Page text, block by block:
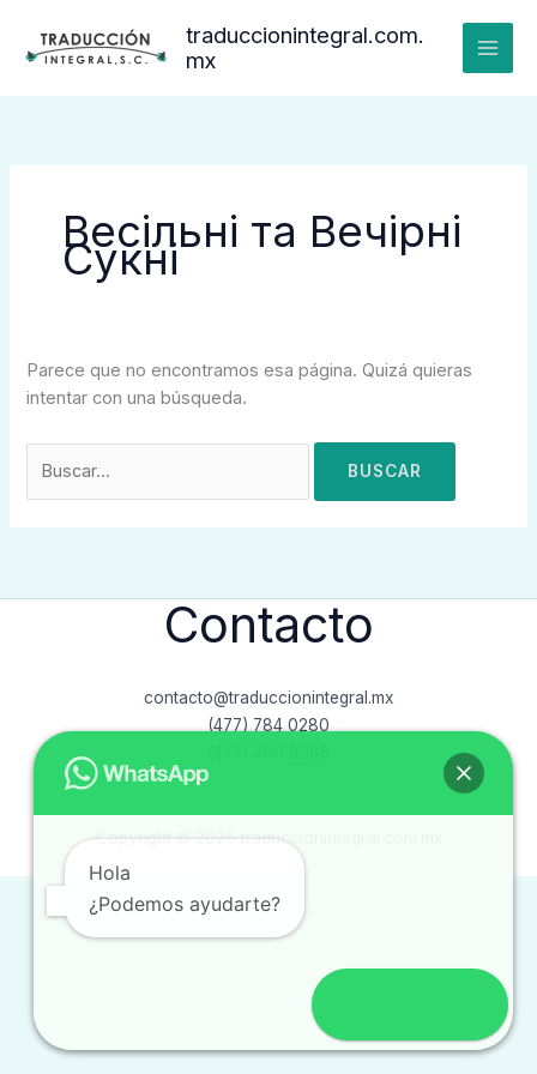
contenido
traduccionintegral.com.
mx
Весільні та Вечірні
Сукні
Parece que no encontramos esa página. Quizá quieras
intentar con una búsqueda.
Contacto
contacto@traduccionintegral.mx
(477) 784 0280
Copyright © 2026 traduccionintegral.com.mx
Hola
¿Podemos ayudarte?